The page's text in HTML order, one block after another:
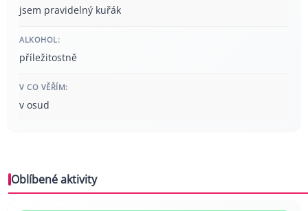
jsem pravidelný kuřák
ALKOHOL:
příležitostně
V CO VĚŘÍM:
v osud
Oblíbené aktivity